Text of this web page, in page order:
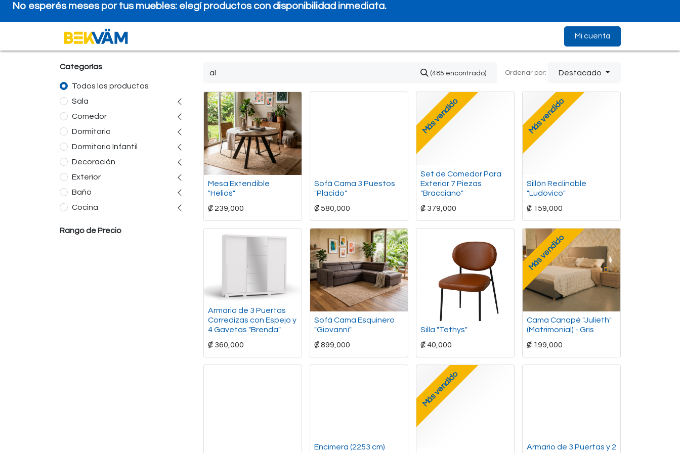
No esperés meses por tus muebles: elegí productos con disponibilidad inmediata.
Mi cuenta
Categorías
Todos los productos
Sala
Comedor
Dormitorio
Dormitorio Infantil
Decoración
Exterior
Baño
Cocina
Rango de Precio
(485 encontrado) Ordenar por: Destacado
Mesa Extendible
"Helios"
₡ 239,000
Sofá Cama 3 Puestos
"Placido"
₡580,000
Más vendido
Set de Comedor Para
Exterior 7 Piezas
"Bracciano"
₡ 379,000
Más vendido
Sillón Reclinable
"Ludovico"
₡ 159,000
Armario de 3 Puertas
Corredizas con Espejo y
4 Gavetas "Brenda"
₡ 360,000
Sofá Cama Esquinero
"Giovanni"
₡899,000
Silla "Tethys"
₡40,000
Más vendido
Cama Canapé "Julieth"
(Matrimonial) - Gris
₡ 199,000
Encimera (2253 cm)
Más vendido
Armario de 3 Puertas y 2